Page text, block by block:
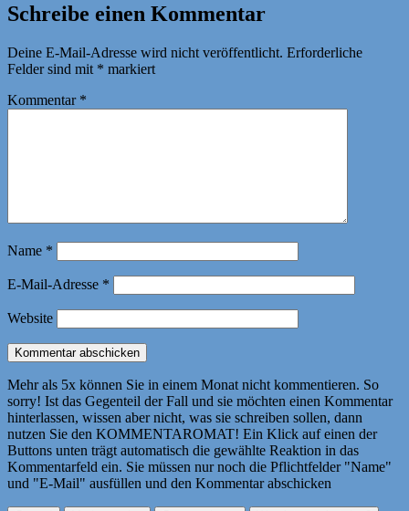
Schreibe einen Kommentar
Deine E-Mail-Adresse wird nicht veröffentlicht. Erforderliche
Felder sind mit * markiert
Kommentar *
Name *
E-Mail-Adresse *
Website
Mehr als 5x können Sie in einem Monat nicht kommentieren. So
sorry! Ist das Gegenteil der Fall und sie möchten einen Kommentar
hinterlassen, wissen aber nicht, was sie schreiben sollen, dann
nutzen Sie den KOMMENTAROMAT! Ein Klick auf einen der
Buttons unten trägt automatisch die gewählte Reaktion in das
Kommentarfeld ein. Sie müssen nur noch die Pflichtfelder "Name"
und "E-Mail" ausfüllen und den Kommentar abschicken